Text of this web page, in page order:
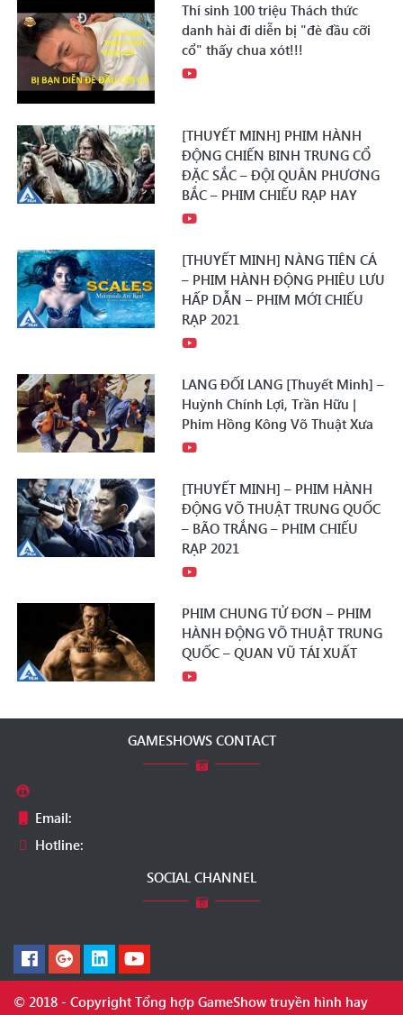
Thí sinh 100 triệu Thách thức
danh hài đi diễn bị "đè đầu cỡi
cổ" thấy chua xót!!!
[THUYẾT MINH] PHIM HÀNH
ĐỘNG CHIẾN BINH TRUNG CỔ
ĐẶC SẮC – ĐỘI QUÂN PHƯƠNG
BẮC – PHIM CHIẾU RẠP HAY
[THUYẾT MINH] NÀNG TIÊN CÁ
– PHIM HÀNH ĐỘNG PHIÊU LƯU
HẤP DẪN – PHIM MỚI CHIẾU
RẠP 2021
LANG ĐỐI LANG [Thuyết Minh] –
Huỳnh Chính Lợi, Trần Hữu |
Phim Hồng Kông Võ Thuật Xưa
[THUYẾT MINH] – PHIM HÀNH
ĐỘNG VÕ THUẬT TRUNG QUỐC
– BÃO TRẮNG – PHIM CHIẾU
RẠP 2021
PHIM CHUNG TỬ ĐƠN – PHIM
HÀNH ĐỘNG VÕ THUẬT TRUNG
QUỐC – QUAN VŨ TÁI XUẤT
GAMESHOWS CONTACT
Email:
Hotline:
SOCIAL CHANNEL
© 2018 - Copyright Tổng hợp GameShow truyền hình hay